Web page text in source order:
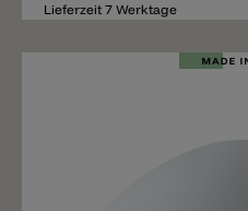
Lieferzeit 7 Werktage